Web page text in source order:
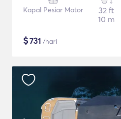
Kapal Pesiar Motor
32 ft
10 m
$731 /hari